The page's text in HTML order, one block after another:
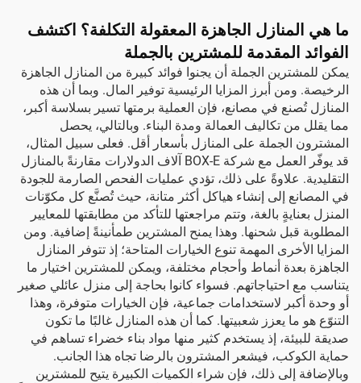
ما هي المنازل الجاهزة المعقولة التكلفة؟ اكتشف
الفوائد المقدمة للمشترين بالجملة
يمكن للمشترين الجملة أن يجنوا فوائد كبيرة من المنازل الجاهزة
الرخيصة. ومن أبرز المزايا الرئيسية توفير المال. وبما أن هذه
المنازل تُصنع في مصانع، فإن العملية برمتها تسير بسلاسة أكبر،
مما يقلل من تكاليف العمالة ومدة البناء. وبالتالي، يحصل
المشترون الجملة على المنازل بأسعار أقل. فعلى سبيل المثال،
قد يوفّر العمل مع شركة BOX-E آلاف الدولارات مقارنةً بالمنازل
التقليدية. علاوةً على ذلك، تؤدي عمليات الفحص الصارمة للجودة
في المصانع إلى إنشاء هياكل أكثر متانة، حيث تُصنَّع كل مكوّنات
المنزل بعنايةٍ بالغة، وتتم مراجعتها للتأكد من مطابقتها للمعايير
المطلوبة قبل شحنها. وهذا يمنح المشترين طمأنينةً إضافية. ومن
المزايا الأخرى المهمة تنوع الخيارات المتاحة؛ إذ تتوفر المنازل
الجاهزة بعدة أنماط وأحجام مختلفة، ويمكن للمشترين اختيار ما
يتناسب مع احتياجاتهم. فسواء كانوا بحاجة إلى منزل عائلي صغير
أو وحدة أكبر لاستخدامات جماعية، فإن الخيارات متوفرة، وهذا
التنوّع هو ما يعزز شعبيتها. كما أن هذه المنازل غالبًا ما تكون
صديقة للبيئة، إذ يستخدم كثير منها مواد بناء خضراء تساهم في
حماية الكوكب، فيشعر المشترون بالرضا تجاه هذا الجانب.
وبالإضافة إلى ذلك، فإن شراء الكميات الكبيرة يتيح للمشترين